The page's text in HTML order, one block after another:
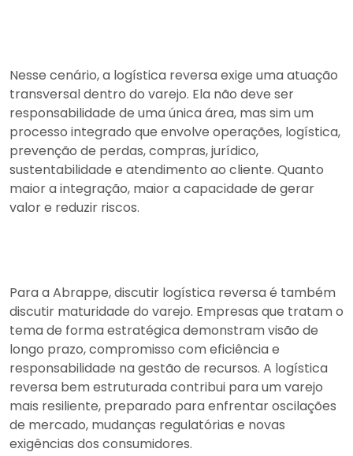
Nesse cenário, a logística reversa exige uma atuação
transversal dentro do varejo. Ela não deve ser
responsabilidade de uma única área, mas sim um
processo integrado que envolve operações, logística,
prevenção de perdas, compras, jurídico,
sustentabilidade e atendimento ao cliente. Quanto
maior a integração, maior a capacidade de gerar
valor e reduzir riscos.
Para a Abrappe, discutir logística reversa é também
discutir maturidade do varejo. Empresas que tratam o
tema de forma estratégica demonstram visão de
longo prazo, compromisso com eficiência e
responsabilidade na gestão de recursos. A logística
reversa bem estruturada contribui para um varejo
mais resiliente, preparado para enfrentar oscilações
de mercado, mudanças regulatórias e novas
exigências dos consumidores.